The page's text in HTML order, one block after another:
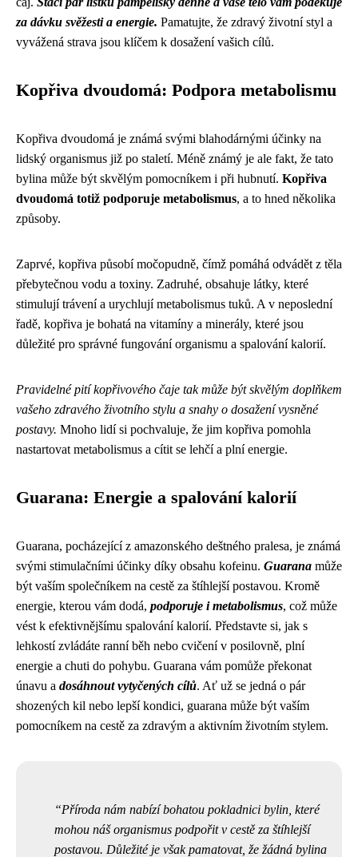
za dávku svěžesti a energie. Pamatujte, že zdravý životní styl a
vyvážená strava jsou klíčem k dosažení vašich cílů.
Kopřiva dvoudomá: Podpora metabolismu
Kopřiva dvoudomá je známá svými blahodárnými účinky na
lidský organismus již po staletí. Méně známý je ale fakt, že tato
bylina může být skvělým pomocníkem i při hubnutí. Kopřiva
dvoudomá totiž podporuje metabolismus, a to hned několika
způsoby.
Zaprvé, kopřiva působí močopudně, čímž pomáhá odvádět z těla
přebytečnou vodu a toxiny. Zadruhé, obsahuje látky, které
stimulují trávení a urychlují metabolismus tuků. A v neposlední
řadě, kopřiva je bohatá na vitamíny a minerály, které jsou
důležité pro správné fungování organismu a spalování kalorií.
Pravidelné pití kopřivového čaje tak může být skvělým doplňkem
vašeho zdravého životního stylu a snahy o dosažení vysněné
postavy. Mnoho lidí si pochvaluje, že jim kopřiva pomohla
nastartovat metabolismus a cítit se lehčí a plní energie.
Guarana: Energie a spalování kalorií
Guarana, pocházející z amazonského deštného pralesa, je známá
svými stimulačními účinky díky obsahu kofeinu. Guarana může
být vaším společníkem na cestě za štíhlejší postavou. Kromě
energie, kterou vám dodá, podporuje i metabolismus, což může
vést k efektivnějšímu spalování kalorií. Představte si, jak s
lehkostí zvládáte ranní běh nebo cvičení v posilovně, plní
energie a chuti do pohybu. Guarana vám pomůže překonat
únavu a dosáhnout vytyčených cílů. Ať už se jedná o pár
shozených kil nebo lepší kondici, guarana může být vaším
pomocníkem na cestě za zdravým a aktivním životním stylem.
Příroda nám nabízí bohatou pokladnici bylin, které
mohou náš organismus podpořit v cestě za štíhlejší
postavou. Důležité je však pamatovat, že žádná bylina